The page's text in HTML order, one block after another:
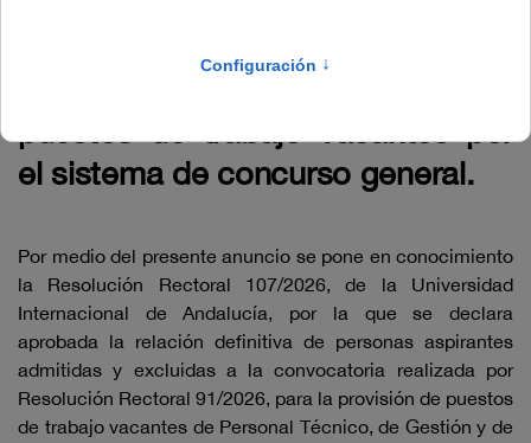
listado definitivo de admitidos y
puestos de trabajo vacantes por
el sistema de concurso general.
Por medio del presente anuncio se pone en conocimiento
la Resolución Rectoral 107/2026, de la Universidad
Internacional de Andalucía, por la que se declara
aprobada la relación definitiva de personas aspirantes
admitidas y excluidas a la convocatoria realizada por
Resolución Rectoral 91/2026, para la provisión de puestos
de trabajo vacantes de Personal Técnico, de Gestión y de